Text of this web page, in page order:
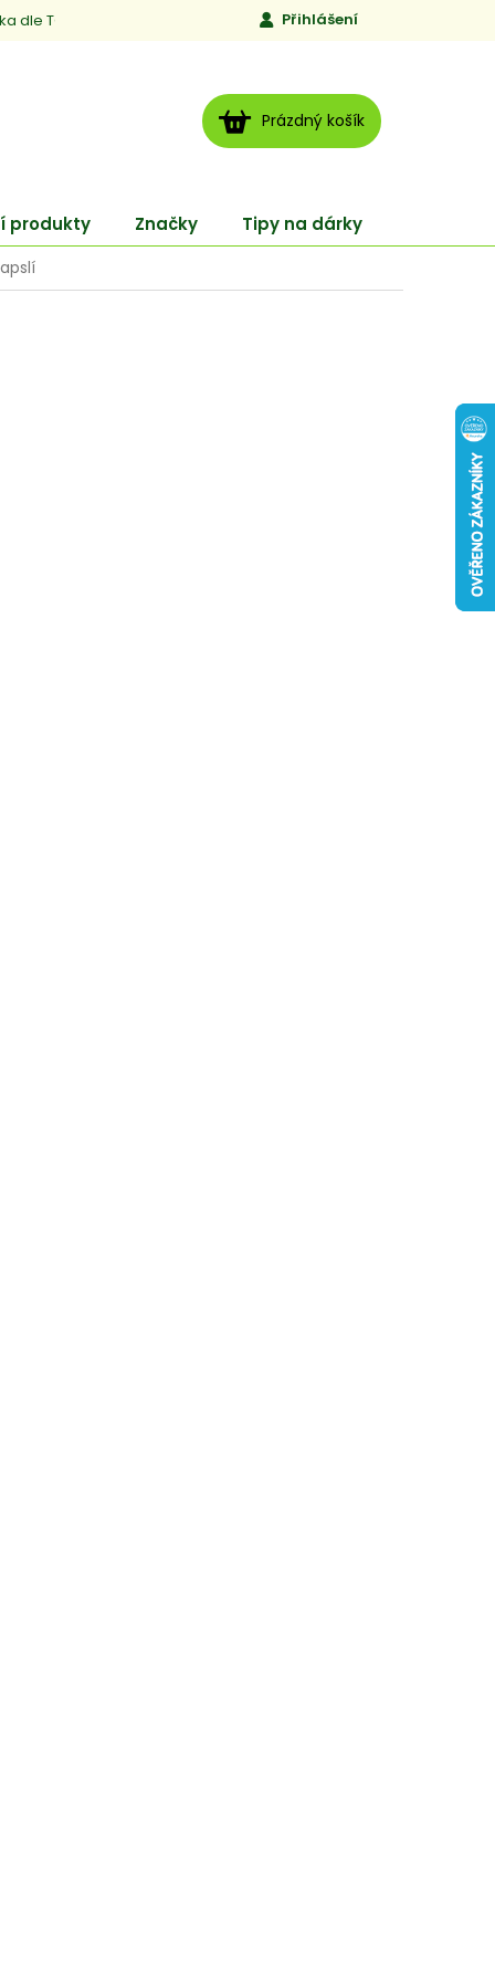
dle TCM Jen to, čemu věříme
Přihlášení
NÁKUPNÍ
KOŠÍK
Prázdný košík
produkty Značky Tipy na dárky